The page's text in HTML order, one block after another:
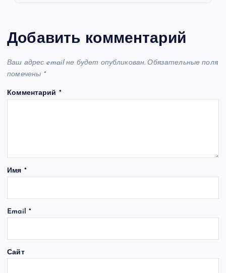
Добавить комментарий
Ваш адрес email не будет опубликован. Обязательные поля
помечены *
Комментарий *
Имя *
Email *
Сайт